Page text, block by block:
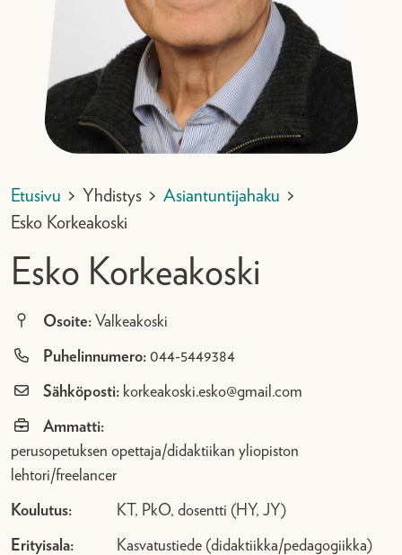
Etusivu > Yhdistys > Asiantuntijahaku >
Esko Korkeakoski
Esko Korkeakoski
Osoite: Valkeakoski
Puhelinnumero: 044-5449384
Sähköposti: korkeakoski.esko@gmail.com
Ammatti:
perusopetuksen opettaja/didaktiikan yliopiston
lehtori/freelancer
Koulutus: KT, PkO, dosentti (HY, JY)
Erityisala:
Kasvatustiede (didaktiikka/pedagogiikka)